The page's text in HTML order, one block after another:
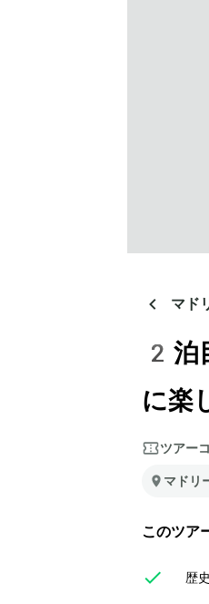
マド
2泊
に楽
ツアー
マドリ
このツア
歴